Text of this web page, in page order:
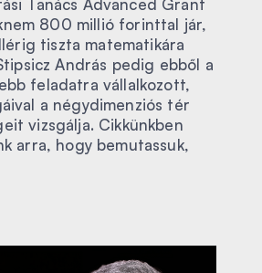
Tanács Advanced Grant
800 millió forinttal jár,
tiszta matematikára
András pedig ebből a
feladatra vállalkozott,
a négydimenziós tér
vizsgálja. Cikkünkben
arra, hogy bemutassuk,